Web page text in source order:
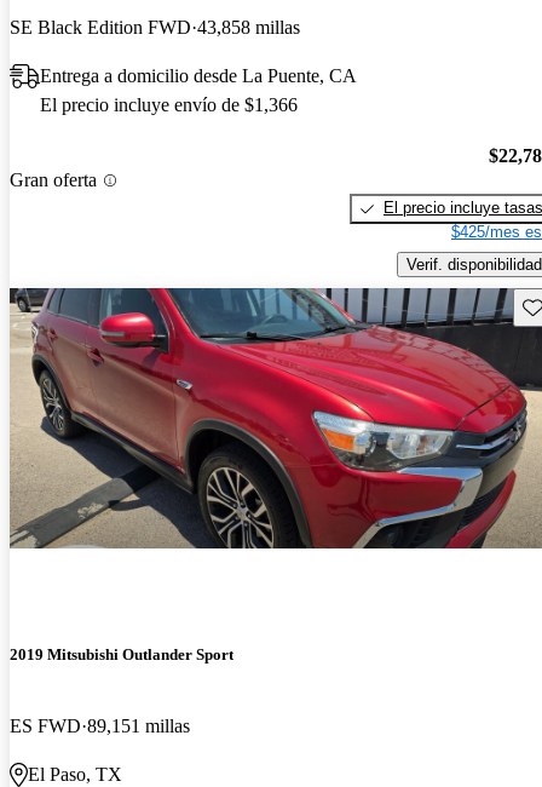
SE Black Edition FWD 43,858 millas
Entrega a domicilio desde La Puente, CA
El precio incluye envío de $1,366
Gran oferta
El precio incluye tasas
$425/mes
Verif. disponibilidad
2019 Mitsubishi Outlander Sport
ES FWD 89,151 millas
El Paso, TX